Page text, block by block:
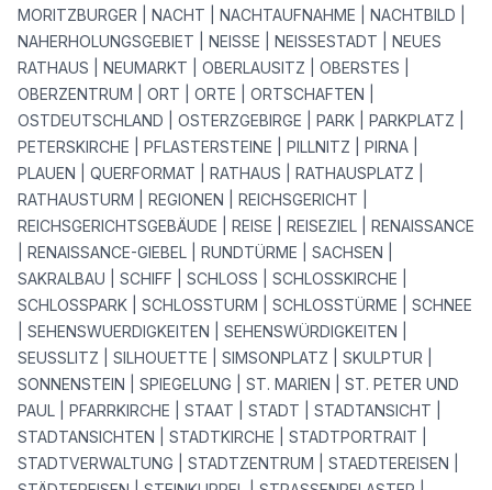
MORITZBURGER | NACHT | NACHTAUFNAHME | NACHTBILD |
NAHERHOLUNGSGEBIET | NEISSE | NEISSESTADT | NEUES
RATHAUS | NEUMARKT | OBERLAUSITZ | OBERSTES |
OBERZENTRUM | ORT | ORTE | ORTSCHAFTEN |
OSTDEUTSCHLAND | OSTERZGEBIRGE | PARK | PARKPLATZ |
PETERSKIRCHE | PFLASTERSTEINE | PILLNITZ | PIRNA |
PLAUEN | QUERFORMAT | RATHAUS | RATHAUSPLATZ |
RATHAUSTURM | REGIONEN | REICHSGERICHT |
REICHSGERICHTSGEBÄUDE | REISE | REISEZIEL | RENAISSANCE
| RENAISSANCE-GIEBEL | RUNDTÜRME | SACHSEN |
SAKRALBAU | SCHIFF | SCHLOSS | SCHLOSSKIRCHE |
SCHLOSSPARK | SCHLOSSTURM | SCHLOSSTÜRME | SCHNEE
| SEHENSWUERDIGKEITEN | SEHENSWÜRDIGKEITEN |
SEUSSLITZ | SILHOUETTE | SIMSONPLATZ | SKULPTUR |
SONNENSTEIN | SPIEGELUNG | ST. MARIEN | ST. PETER UND
PAUL | PFARRKIRCHE | STAAT | STADT | STADTANSICHT |
STADTANSICHTEN | STADTKIRCHE | STADTPORTRAIT |
STADTVERWALTUNG | STADTZENTRUM | STAEDTEREISEN |